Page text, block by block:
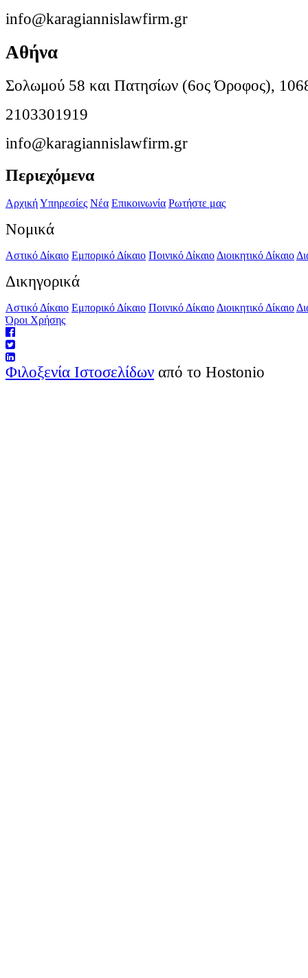
info@karagiannislawfirm.gr
Αθήνα
Σολωμού 58 και Πατησίων (6ος Όροφος),
2103301919
info@karagiannislawfirm.gr
Περιεχόμενα
ΑρχικήΥπηρεσίες Νέα Επικοινωνία Ρωτήστε μας
Νομικά
Αστικό Δίκαιο Εμπορικό Δίκαιο Ποινικό Δίκαιο Διοικητικό Δίκαιο
Δικηγορικά
Αστικό Δίκαιο Εμπορικό Δίκαιο Ποινικό Δίκαιο Διοικητικό Δίκαιο
Όροι Χρήσης
Φιλοξενία Ιστοσελίδων από το Hostonio